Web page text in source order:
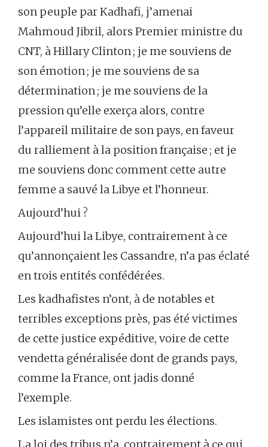
son peuple par Kadhafi, j’amenai
Mahmoud Jibril, alors Premier ministre du
CNT, à Hillary Clinton ; je me souviens de
son émotion ; je me souviens de sa
détermination ; je me souviens de la
pression qu’elle exerça alors, contre
l’appareil militaire de son pays, en faveur
du ralliement à la position française ; et je
me souviens donc comment cette autre
femme a sauvé la Libye et l’honneur.
Aujourd’hui ?
Aujourd’hui la Libye, contrairement à ce
qu’annonçaient les Cassandre, n’a pas éclaté
en trois entités confédérées.
Les kadhafistes n’ont, à de notables et
terribles exceptions près, pas été victimes
de cette justice expéditive, voire de cette
vendetta généralisée dont de grands pays,
comme la France, ont jadis donné
l’exemple.
Les islamistes ont perdu les élections.